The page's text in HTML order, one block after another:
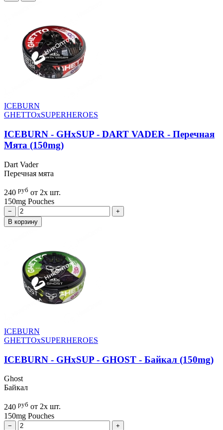
ICEBURN
GHETTOxSUPERHEROES
ICEBURN - GHxSUP - DART VADER - Перечная
Мята (150mg)
Dart Vader
Перечная мята
240 руб от 2х шт.
150mg Pouches
−
+
В корзину
ICEBURN
GHETTOxSUPERHEROES
ICEBURN - GHxSUP - GHOST - Байкал (150mg)
Ghost
Байкал
240 руб от 2х шт.
150mg Pouches
−
+